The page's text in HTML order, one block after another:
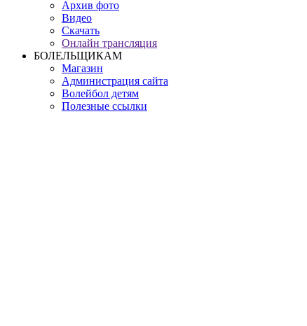
Архив фото
Видео
Скачать
Онлайн трансляция
БОЛЕЛЬЩИКАМ
Магазин
Администрация сайта
Волейбол детям
Полезные ссылки